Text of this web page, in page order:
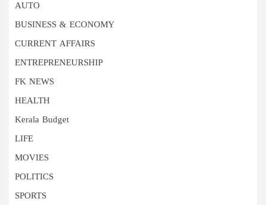
AUTO
BUSINESS & ECONOMY
CURRENT AFFAIRS
ENTREPRENEURSHIP
FK NEWS
HEALTH
Kerala Budget
LIFE
MOVIES
POLITICS
SPORTS